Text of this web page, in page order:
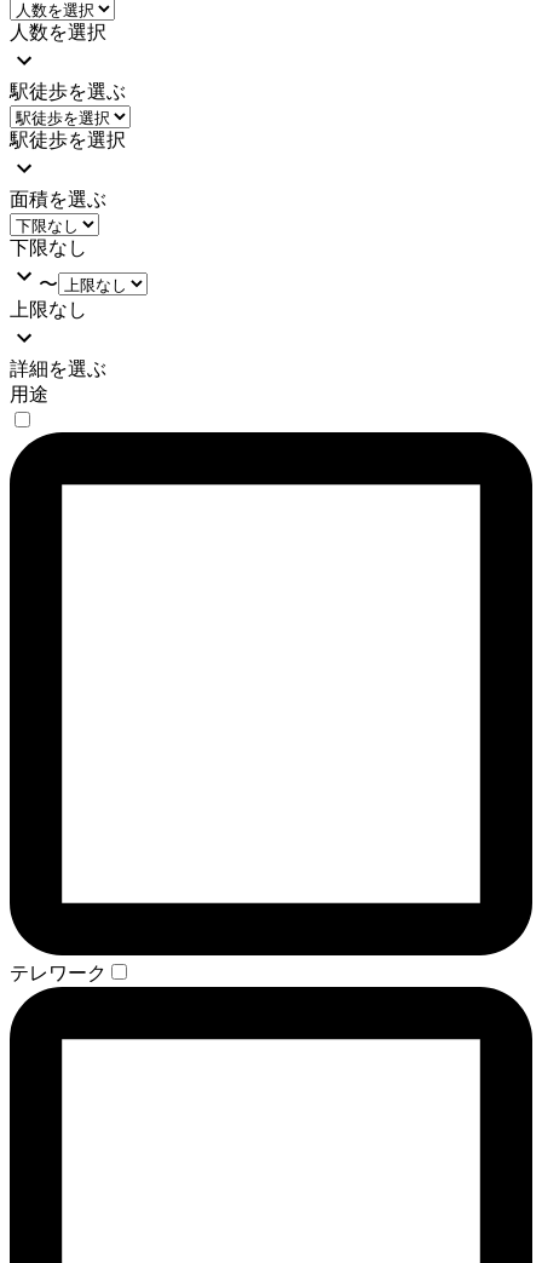
人数を選択
駅徒歩を選ぶ
駅徒歩を選択
面積を選ぶ
下限なし
〜
上限なし
詳細を選ぶ
用途
テレワーク